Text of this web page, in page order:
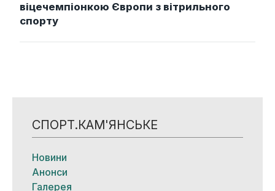
віцечемпіонкою Європи з вітрильного
спорту
СПОРТ.КАМ'ЯНСЬКЕ
Новини
Анонси
Галерея